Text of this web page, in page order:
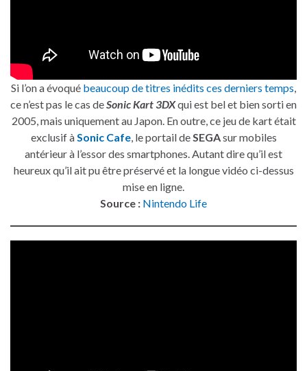
Si l’on a évoqué beaucoup de titres inédits ces derniers temps,
ce n’est pas le cas deSonic Kart 3DXqui est bel et bien sorti en
2005, mais uniquement au Japon. En outre, ce jeu de kart était
exclusif àSonic Cafe, le portail deSEGAsur mobiles
antérieur à l’essor des smartphones. Autant dire qu’il est
heureux qu’il ait pu être préservé et la longue vidéo ci-dessus
mise en ligne.
Source : Nintendo Life